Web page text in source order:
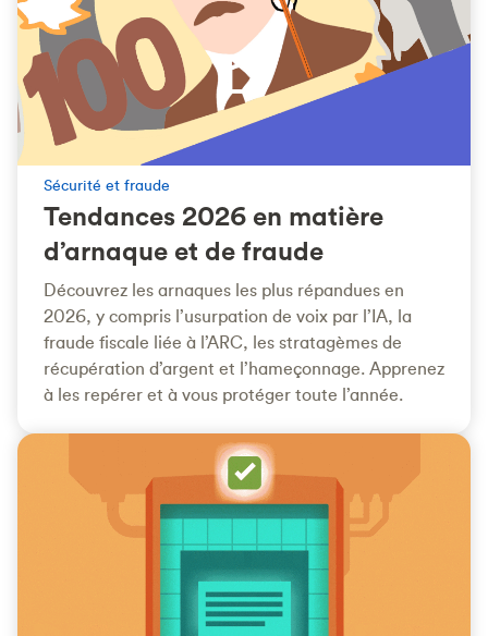
Sécurité et fraude
Tendances 2026 en matière
d’arnaque et de fraude
Découvrez les arnaques les plus répandues en
2026, y compris l’usurpation de voix par l’IA, la
fraude fiscale liée à l’ARC, les stratagèmes de
récupération d’argent et l’hameçonnage. Apprenez
à les repérer et à vous protéger toute l’année.